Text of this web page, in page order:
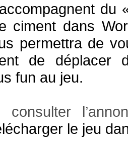
ciment dans
permettra de
de déplacer
fun au jeu.
consulter
le jeu